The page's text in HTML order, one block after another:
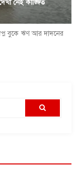
নেই কাঙ্ক্ষিত
বুকে ঋণ আর দাদনের